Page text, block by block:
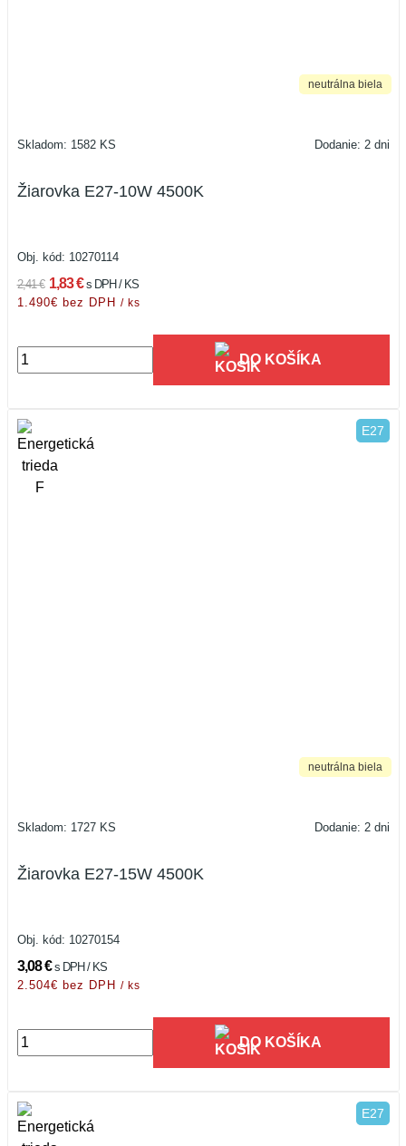
neutrálna biela
Skladom: 1582 KS Dodanie: 2 dni
Žiarovka E27-10W 4500K
Obj. kód: 10270114
2,41 € 1,83 €s DPH / KS
1.490€ bez DPH / ks
DO KOŠÍKA
E27
neutrálna biela
Skladom: 1727 KS Dodanie: 2 dni
Žiarovka E27-15W 4500K
Obj. kód: 10270154
3,08 €s DPH / KS
2.504€ bez DPH / ks
DO KOŠÍKA
E27